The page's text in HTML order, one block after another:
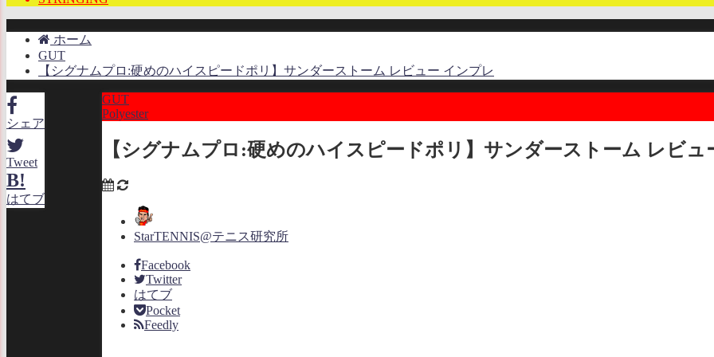
ホーム
GUT
【シグナムプロ:硬めのハイスピードポリ】サンダーストーム レビュー インプレ
シェア
Tweet
B!
はてブ
GUT
Polyester
【シグナムプロ:硬めのハイスピードポリ】サンダーストーム レビュ
StarTENNIS@テニス研究所
Facebook
Twitter
はてブ
Pocket
Feedly